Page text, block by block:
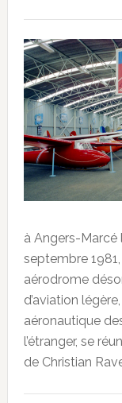
à Angers-Marcé
septembre
aérodrome
d’aviation
aéronautique
l’étranger, se
de Christian